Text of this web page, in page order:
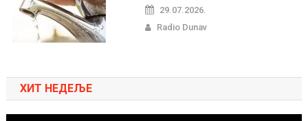
29.07.2026.
Radio Dunav
ХИТ НЕДЕЉЕ